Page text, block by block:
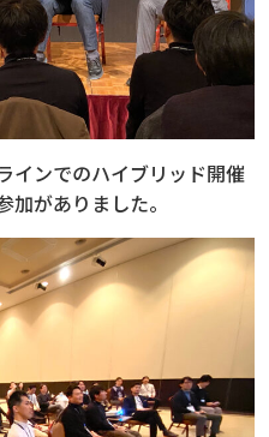
インでのハイブリッド開催
がありました。